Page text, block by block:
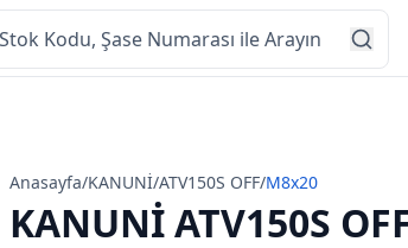
Anasayfa/KANUNİ/ATV150S OFF/M8x20
KANUNİ ATV150S